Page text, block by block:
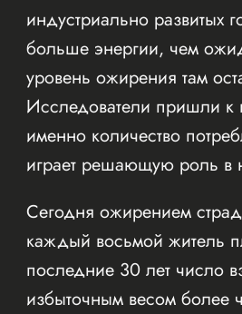
индустриально развитых
больше энергии, чем
уровень ожирения там
Исследователи пришли к
именно количество
играет решающую роль в
Сегодня ожирением
каждый восьмой житель
последние 30 лет число
избыточным весом более